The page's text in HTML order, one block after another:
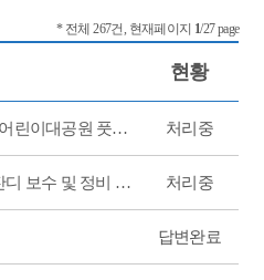
* 전체 267건, 현재페이지 1/27 page
현황
서울시 공공서비스 예약 시설(어린이대공원 풋살장) 환경 개선 및 보수 촉구 민원 처리중
**어린이대공원 풋살장 인조잔디 보수 및 정비 요청 처리중
답변완료